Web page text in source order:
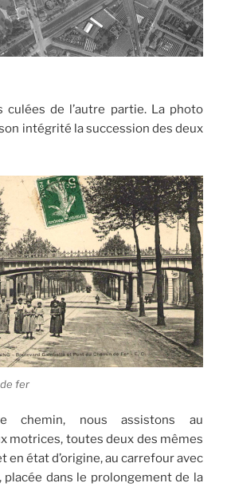
de l’autre partie. La photo
intégrité la succession des deux
fer
chemin, nous assistons au
motrices, toutes deux des mêmes
en état d’origine, au carrefour avec
placée dans le prolongement de la